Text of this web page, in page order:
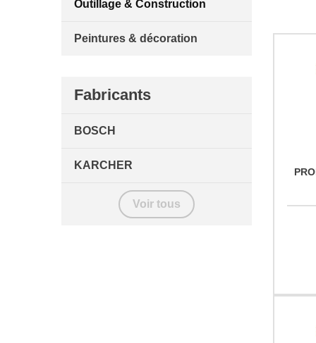
Outillage & Construction
Peintures & décoration
Fabricants
BOSCH
KARCHER
Voir tous